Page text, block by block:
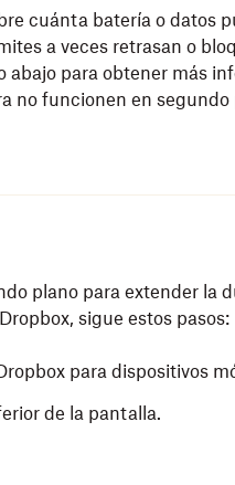
cuánta batería o datos
a veces retrasan o
para obtener más
no funcionen en segundo
plano para extender la
sigue estos pasos:
para dispositivos
de la pantalla.